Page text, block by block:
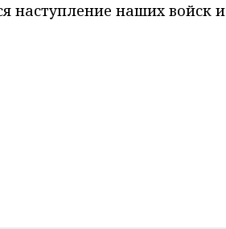
наступление наших войск и